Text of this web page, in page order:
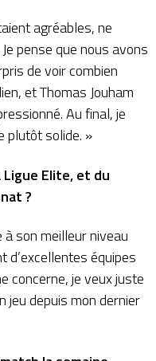
agréables, ne
pense que nous avons
de voir combien
et Thomas Jouham
Au final, je
plutôt solide. »
Elite, et du
?
son meilleur niveau
d’excellentes équipes
concerne, je veux juste
jeu depuis mon dernier